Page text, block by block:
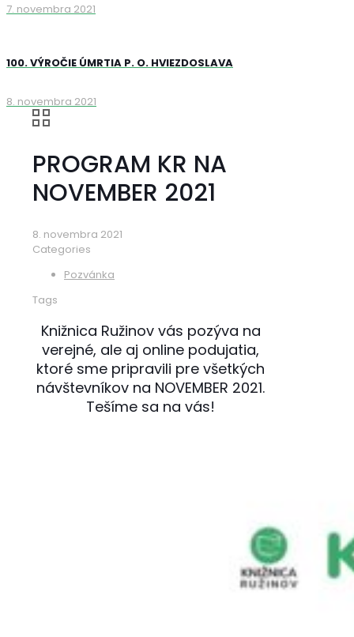
7. novembra 2021
100. VÝROČIE ÚMRTIA P. O. HVIEZDOSLAVA
8. novembra 2021
PROGRAM KR NA
NOVEMBER 2021
8. novembra 2021
Categories
Pozvánka
Tags
Knižnica Ružinov vás pozýva na
verejné, ale aj online podujatia,
ktoré sme pripravili pre všetkých
návštevníkov na NOVEMBER 2021.
Tešíme sa na vás!